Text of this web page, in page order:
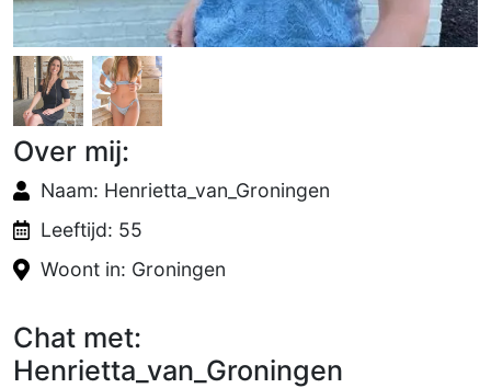
Over mij:
Naam: Henrietta_van_Groningen
Leeftijd: 55
Woont in: Groningen
Chat met:
Henrietta_van_Groningen